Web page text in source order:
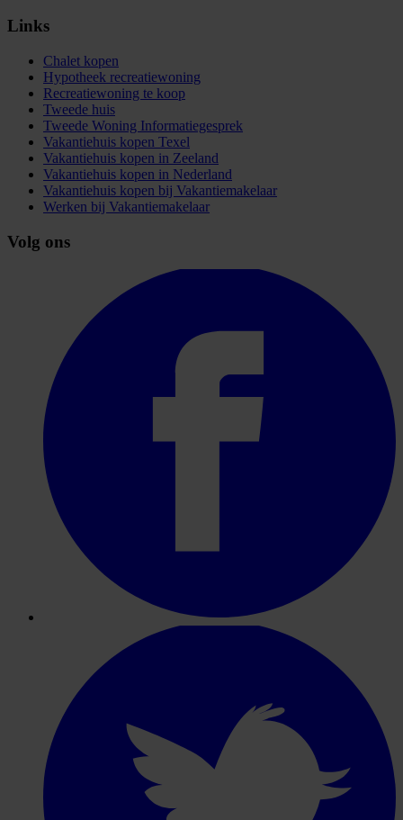
Links
Chalet kopen
Hypotheek recreatiewoning
Recreatiewoning te koop
Tweede huis
Tweede Woning Informatiegesprek
Vakantiehuis kopen Texel
Vakantiehuis kopen in Zeeland
Vakantiehuis kopen in Nederland
Vakantiehuis kopen bij Vakantiemakelaar
Werken bij Vakantiemakelaar
Volg ons